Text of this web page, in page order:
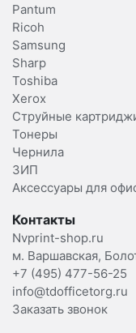
Pantum
Ricoh
Samsung
Sharp
Toshiba
Xerox
Струйные
Тонеры
Чернила
ЗИП
Аксессуары для
Контакты
Nvprint-shop.ru
м. Варшавская,
+7 (495) 477-56-25
info@tdofficetorg.ru
Заказать звонок